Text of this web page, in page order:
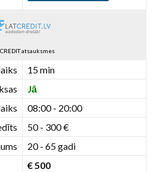
atsauksmes
15 min
Jā
08:00 - 20:00
50 - 300 €
20 - 65 gadi
€ 500